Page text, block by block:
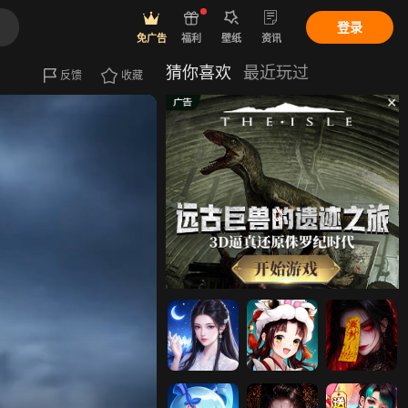
免广告 福利 壁纸 资讯
登录
反馈 收藏 猜你喜欢 最近玩过
九梦仙域 天剑奇缘 仙王请留步